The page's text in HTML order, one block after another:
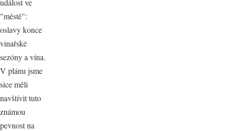
"městě":
oslavy konce
vinařské
sezóny a vína.
V plánu jsme
sice měli
navštívit tuto
známou
pevnost na